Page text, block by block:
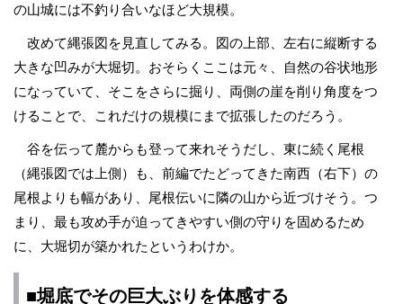
の山城には不釣り合いなほど大規模。
改めて縄張図を見直してみる。図の上部、左右に縦断する
大きな凹みが大堀切。おそらくここは元々、自然の谷状地形
になっていて、そこをさらに掘り、両側の崖を削り角度をつ
けることで、これだけの規模にまで拡張したのだろう。
谷を伝って麓からも登って来れそうだし、東に続く尾根
（縄張図では上側）も、前編でたどってきた南西（右下）の
尾根よりも幅があり、尾根伝いに隣の山から近づけそう。つ
まり、最も攻め手が迫ってきやすい側の守りを固めるため
に、大堀切が築かれたというわけか。
■堀底でその巨大ぶりを体感する